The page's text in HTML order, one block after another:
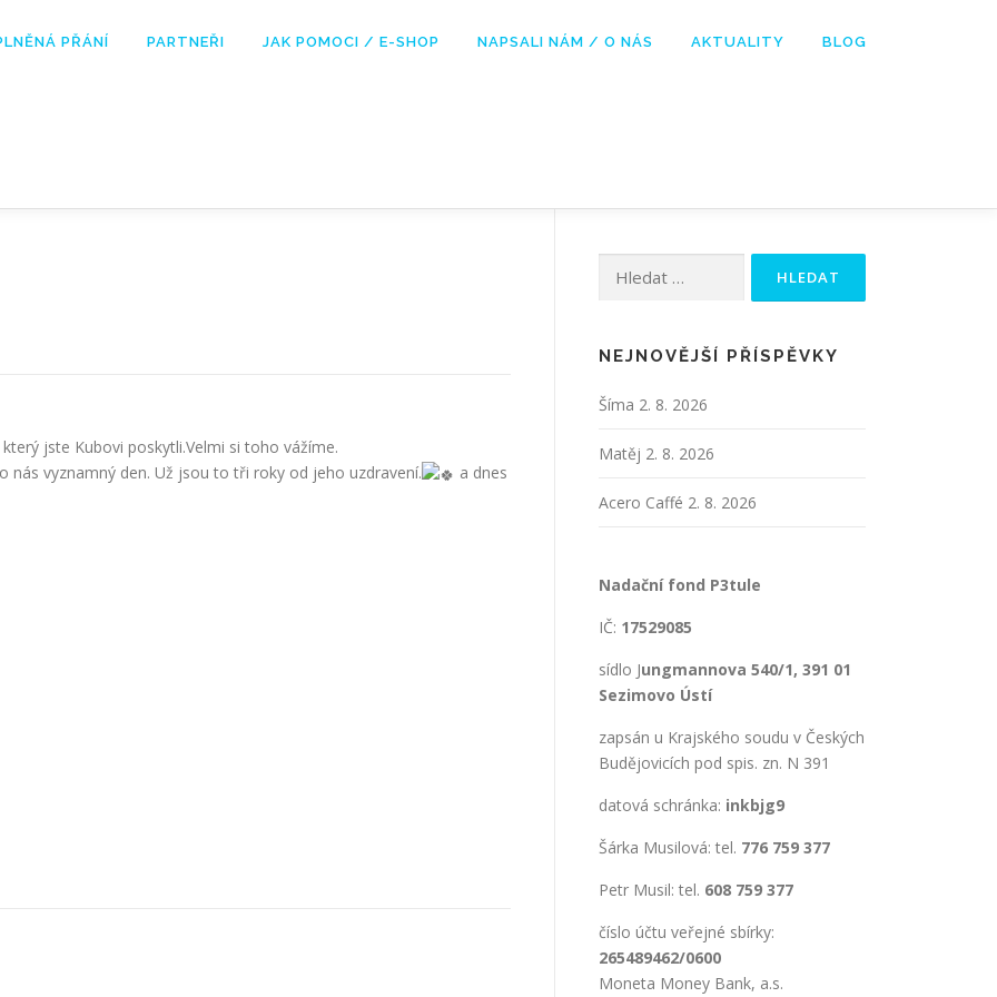
PŘÁNÍ PARTNEŘI JAK POMOCI / E-SHOP NAPSALI NÁM / O NÁS AKTUALITY BLOG
jste Kubovi poskytli.Velmi si toho vážíme.
nás vyznamný den. Už jsou to tři roky od jeho uzdravení.
a dnes
NEJNOVĚJŠÍ PŘÍSPĚVKY
Šíma 2. 8. 2026
Matěj 2. 8. 2026
Acero Caffé 2. 8. 2026
Nadační fond P3tule
IČ: 17529085
sídlo Jungmannova 540/1, 391 01
Sezimovo Ústí
zapsán u Krajského soudu v Českých
Budějovicích pod spis. zn. N 391
datová schránka: inkbjg9
Šárka Musilová: tel. 776 759 377
Petr Musil: tel. 608 759 377
číslo účtu veřejné sbírky:
265489462/0600
Moneta Money Bank, a.s.